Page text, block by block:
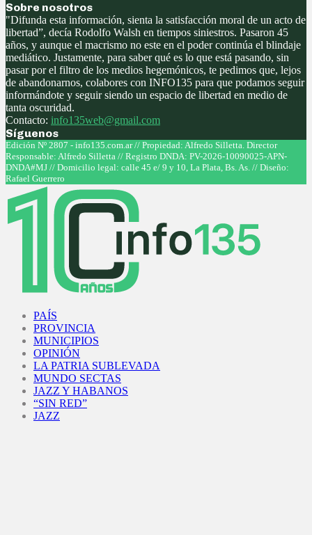
Sobre nosotros
"Difunda esta información, sienta la satisfacción moral de un acto de
libertad”, decía Rodolfo Walsh en tiempos siniestros. Pasaron 45
años, y aunque el macrismo no este en el poder continúa el blindaje
mediático. Justamente, para saber qué es lo que está pasando, sin
pasar por el filtro de los medios hegemónicos, te pedimos que, lejos
de abandonarnos, colabores con INFO135 para que podamos seguir
informándote y seguir siendo un espacio de libertad en medio de
tanta oscuridad.
Contacto: info135web@gmail.com
Síguenos
Facebook
Twitter
Instagram
Youtube
Edición Nº 2807 - info135.com.ar // Propiedad: Alfredo Silletta. Director
Responsable: Alfredo Silletta // Registro DNDA: PV-2026-10090025-APN-
DNDA#MJ // Domicilio legal: calle 45 e/ 9 y 10, La Plata, Bs. As. // Diseño:
Rafael Guerrero
PAÍS
PROVINCIA
MUNICIPIOS
OPINIÓN
LA PATRIA SUBLEVADA
MUNDO SECTAS
JAZZ Y HABANOS
“SIN RED”
JAZZ